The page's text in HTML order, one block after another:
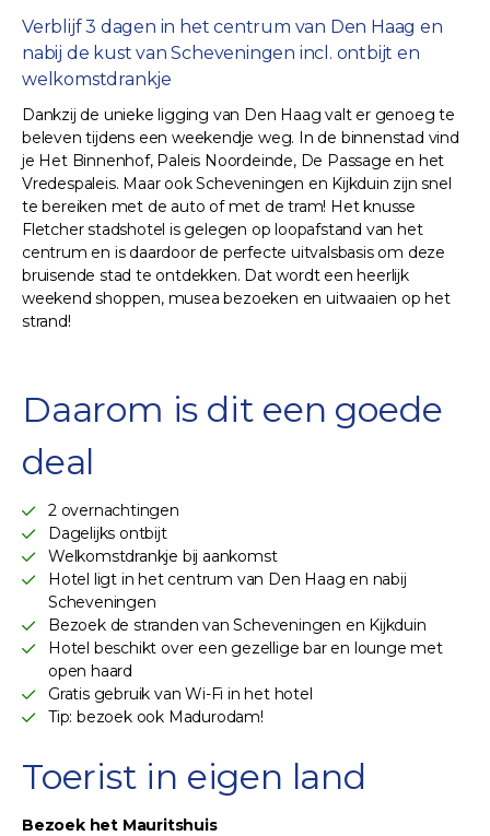
Verblijf 3 dagen in het centrum van Den Haag en
nabij de kust van Scheveningen incl. ontbijt en
welkomstdrankje
Dankzij de unieke ligging van Den Haag valt er genoeg te
beleven tijdens een weekendje weg. In de binnenstad vind
je Het Binnenhof, Paleis Noordeinde, De Passage en het
Vredespaleis. Maar ook Scheveningen en Kijkduin zijn snel
te bereiken met de auto of met de tram! Het knusse
Fletcher stadshotel is gelegen op loopafstand van het
centrum en is daardoor de perfecte uitvalsbasis om deze
bruisende stad te ontdekken. Dat wordt een heerlijk
weekend shoppen, musea bezoeken en uitwaaien op het
strand!
Daarom is dit een goede
deal
2 overnachtingen
Dagelijks ontbijt
Welkomstdrankje bij aankomst
Hotel ligt in het centrum van Den Haag en nabij
Scheveningen
Bezoek de stranden van Scheveningen en Kijkduin
Hotel beschikt over een gezellige bar en lounge met
open haard
Gratis gebruik van Wi-Fi in het hotel
Tip: bezoek ook Madurodam!
Toerist in eigen land
Bezoek het Mauritshuis